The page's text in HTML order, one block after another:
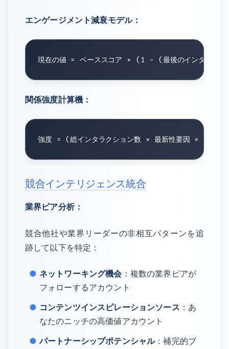
エンゲージメント減衰モデル：
関係強度計算機：
競合インテリジェンス統合
業界ピア分析：
競合他社や業界リーダーの非相互パターンを追
跡して以下を特定：
ネットワーキング機会：複数の業界ピアが
フォローするアカウント
コンテンツインスピレーションソース ：あ
なたのニッチの高価値アカウント
パートナーシップポテンシャル：補完的ブ